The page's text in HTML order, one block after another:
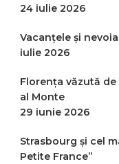
24 iulie 2026
Vacanțele și
iulie 2026
Florența văzută de
al Monte
29 iunie 2026
Strasbourg și cel
Petite France”